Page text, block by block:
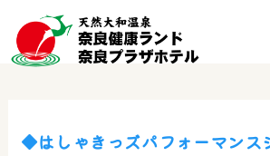
◆はしゃきっズパフォーマン